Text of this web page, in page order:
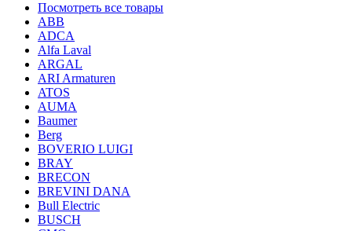
Посмотреть все товары
ABB
ADCA
Alfa Laval
ARGAL
ARI Armaturen
ATOS
AUMA
Baumer
Berg
BOVERIO LUIGI
BRAY
BRECON
BREVINI DANA
Bull Electric
BUSCH